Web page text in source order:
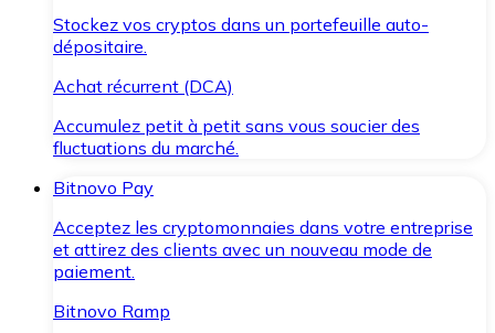
Stockez vos cryptos dans un portefeuille auto-
dépositaire.
Achat récurrent (DCA)
Accumulez petit à petit sans vous soucier des
fluctuations du marché.
Bitnovo Pay
Acceptez les cryptomonnaies dans votre entreprise
et attirez des clients avec un nouveau mode de
paiement.
Bitnovo Ramp